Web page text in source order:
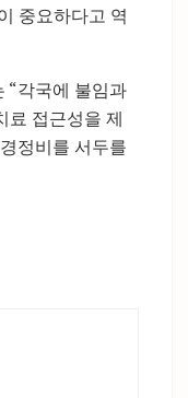
중요하다고 역
“각국에 불임과
료 접근성을 제
정비를 서두를